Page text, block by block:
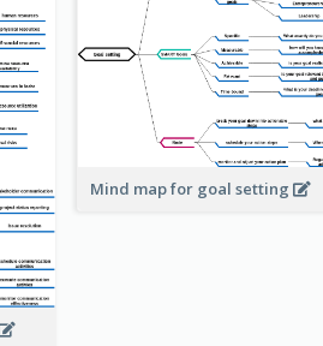
Mind map for goal setting